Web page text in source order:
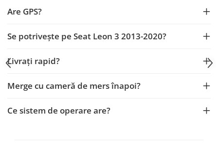
Volvo
Iveco
Porsche
Ssangyong
Daihatsu
Rame adaptoare Isuzu
Rame adaptoare Subaru
Rame adaptoare Iveco
Rame adaptoare Smart
Rame adaptoare Land Rover
Are GPS?
Se potrivește pe Seat Leon 3 2013-2020?
Livrați rapid?
Merge cu cameră de mers înapoi?
Ce sistem de operare are?